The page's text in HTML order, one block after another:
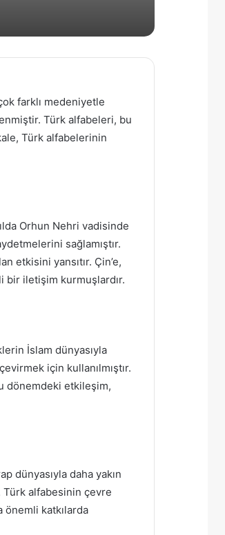
farklı medeniyetle
Türk alfabeleri, bu
Türk alfabelerinin
Orhun Nehri vadisinde
sağlamıştır.
etkisini yansıtır. Çin’e,
bir iletişim kurmuşlardır.
İslam dünyasıyla
için kullanılmıştır.
dönemdeki etkileşim,
dünyasıyla daha yakın
Türk alfabesinin çevre
önemli katkılarda